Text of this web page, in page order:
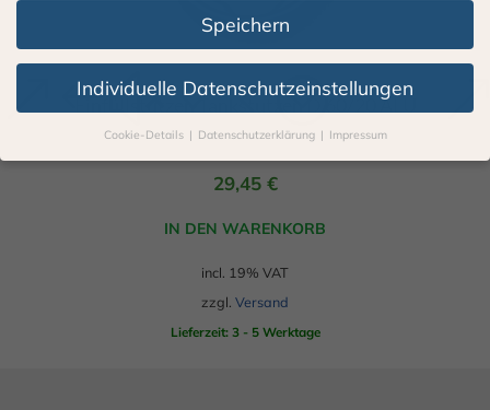
Einfüllstutzen Tankstutzen D 60/20 ALU
29,45 €
IN DEN WARENKORB
incl. 19% VAT
zzgl. Versand
Lieferzeit: 3 - 5 Werktage
Speichern
Individuelle Datenschutzeinstellungen
Cookie-Details Datenschutzerklärung Impressum
Datenschutzeinstellungen
Wenn Sie unter 16 Jahre alt sind und Ihre Zustimmung zu
Erziehungsberechtigten um Erlaubnis bitten.
Wir verwenden Cookies und andere Technologien auf unserer
helfen, diese Webseite und Ihre Erfahrung zu verbessern.
Personenbezogene Daten können verarbeitet werden (z. B. IP-